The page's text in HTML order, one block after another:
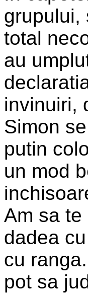
grupului,
total
au
invinuiri,
Simon
putin
un mod
Am sa te
dadea
cu
pot sa